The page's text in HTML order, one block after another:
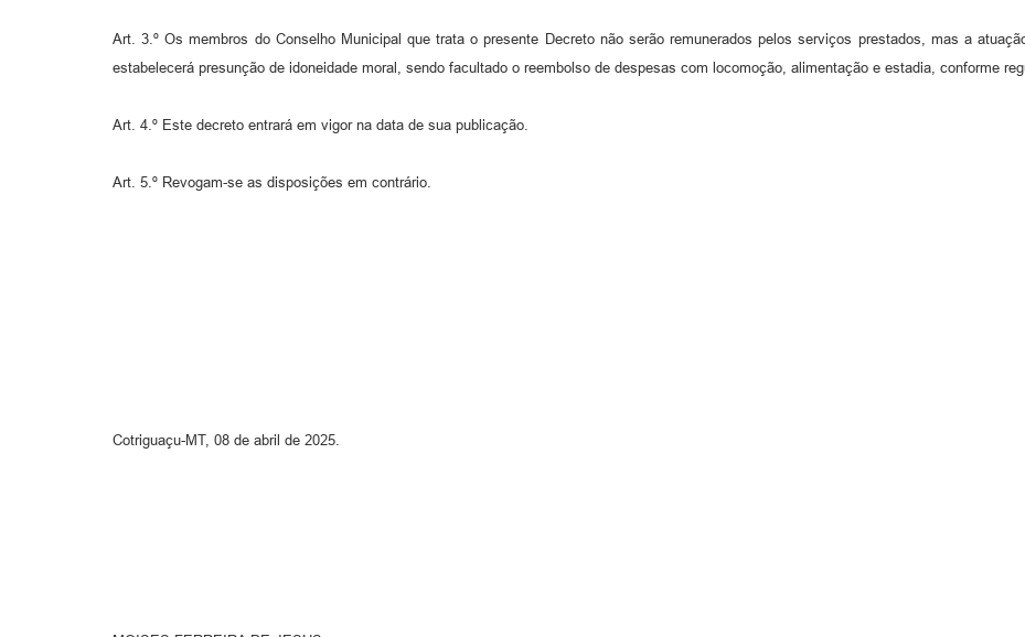
Art. 3.º Os membros do Conselho Municipal que trata o presente Decreto não serão remunerados pelos serviços prestados, mas a
estabelecerá presunção de idoneidade moral, sendo facultado o reembolso de despesas com locomoção, alimentação e estadia, conforme
Art. 4.º Este decreto entrará em vigor na data de sua publicação.
Art. 5.º Revogam-se as disposições em contrário.
Cotriguaçu-MT, 08 de abril de 2025.